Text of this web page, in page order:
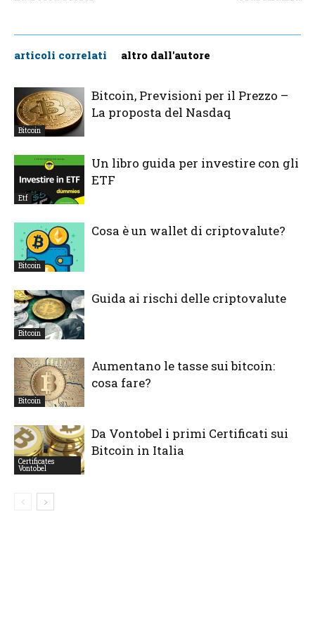
articoli correlati altro dall'autore
Bitcoin
Bitcoin, Previsioni per il Prezzo –
La proposta del Nasdaq
Etf
Un libro guida per investire con gli
ETF
Bitcoin
Cosa è un wallet di criptovalute?
Bitcoin
Guida ai rischi delle criptovalute
Bitcoin
Aumentano le tasse sui bitcoin:
cosa fare?
Certificates
Vontobel
Da Vontobel i primi Certificati sui
Bitcoin in Italia